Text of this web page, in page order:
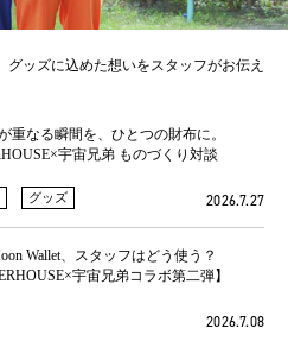
ッズに込めた想いをスタッフがお伝え
重なる瞬間を、ひとつの財布に。
宇宙兄弟 ものづくり対談
グッズ 2026.7.27
Wallet、スタッフはどう使う？
宇宙兄弟コラボ第二弾】
2026.7.08